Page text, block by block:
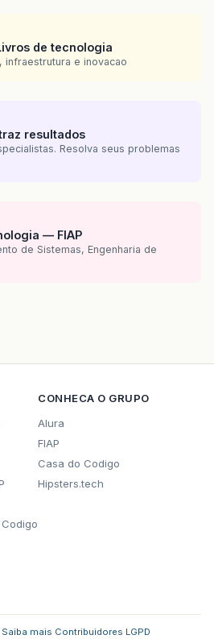
de tecnologia
infraestrutura e inovacao
resultados
Resolva seus problemas
— FIAP
de Sistemas, Engenharia de
CONHECA O GRUPO
Alura
FIAP
Casa do Codigo
Hipsters.tech
Saiba mais Contribuidores LGPD